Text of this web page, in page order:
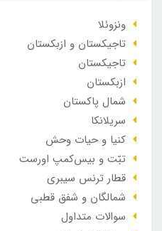
ونزوئلا
تاجیکستان و ازبکستان
تاجیکستان
ازبکستان
شمال پاکستان
سریلانکا
کنیا و حیات وحش
تبّت و بیس‌کمپ اورست
قطار ترنس سیبری
شمالگان و شفق قطبی
سوالات متداول